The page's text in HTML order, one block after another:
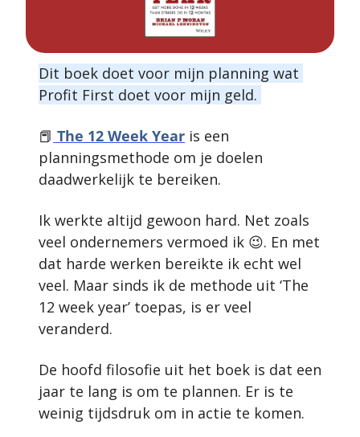
Dit boek doet voor mijn planning wat
Profit First doet voor mijn geld.
📕 The 12 Week Year is een
planningsmethode om je doelen
daadwerkelijk te bereiken.
Ik werkte altijd gewoon hard. Net zoals
veel ondernemers vermoed ik 😉. En met
dat harde werken bereikte ik echt wel
veel. Maar sinds ik de methode uit ‘The
12 week year’ toepas, is er veel
veranderd.
De hoofd filosofie uit het boek is dat een
jaar te lang is om te plannen. Er is te
weinig tijdsdruk om in actie te komen.